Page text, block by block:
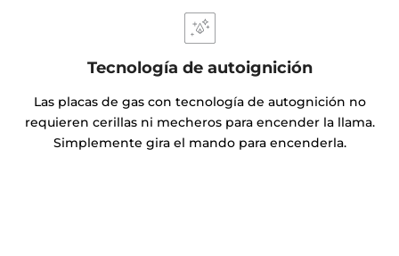
Tecnología de autoignición
Las placas de gas con tecnología de autognición no
requieren cerillas ni mecheros para encender la llama.
Simplemente gira el mando para encenderla.